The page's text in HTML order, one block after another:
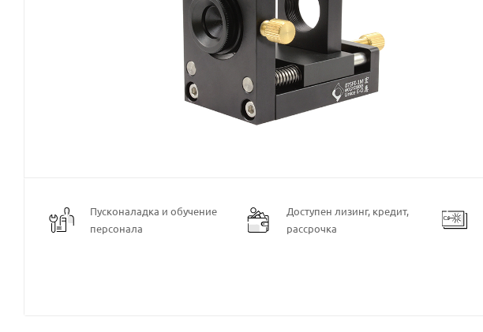
Пусконаладка и обучение
персонала
Доступен лизинг, кредит,
рассрочка